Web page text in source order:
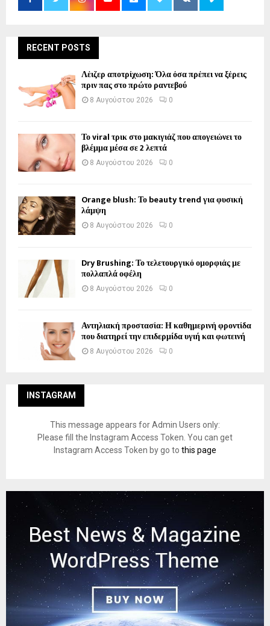
RECENT POSTS
Λέιζερ αποτρίχωση: Όλα όσα πρέπει να ξέρεις
πριν πας στο πρώτο ραντεβού
8 Αυγούστου 2026 0
Το viral τρικ στο μακιγιάζ που απογειώνει το
βλέμμα μέσα σε 2 λεπτά
8 Αυγούστου 2026 0
Orange blush: Το beauty trend για φυσική
λάμψη
8 Αυγούστου 2026 0
Dry Brushing: Το τελετουργικό ομορφιάς με
πολλαπλά οφέλη
8 Αυγούστου 2026 0
Αντηλιακή προστασία: Η καθημερινή φροντίδα
που διατηρεί την επιδερμίδα υγιή και φωτεινή
8 Αυγούστου 2026 0
INSTAGRAM
This message appears for Admin Users only:
Please fill the Instagram Access Token. You can get
Instagram Access Token by go to this page